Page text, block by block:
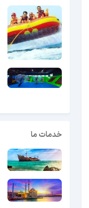
خدمات ما